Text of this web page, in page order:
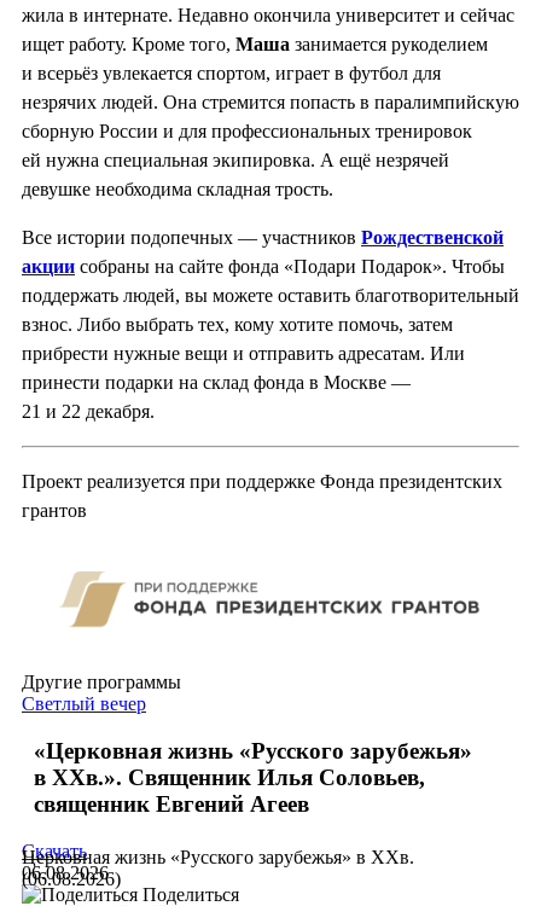
жила в интернате. Недавно окончила университет и сейчас
ищет работу. Кроме того, Маша занимается рукоделием
и всерьёз увлекается спортом, играет в футбол для
незрячих людей. Она стремится попасть в паралимпийскую
сборную России и для профессиональных тренировок
ей нужна специальная экипировка. А ещё незрячей
девушке необходима складная трость.
Все истории подопечных — участников Рождественской
акции собраны на сайте фонда «Подари Подарок». Чтобы
поддержать людей, вы можете оставить благотворительный
взнос. Либо выбрать тех, кому хотите помочь, затем
прибрести нужные вещи и отправить адресатам. Или
принести подарки на склад фонда в Москве —
21 и 22 декабря.
Проект реализуется при поддержке Фонда президентских
грантов
Другие программы
Светлый вечер
«Церковная жизнь «Русского зарубежья»
в ХХв.». Священник Илья Соловьев,
священник Евгений Агеев
Церковная жизнь «Русского зарубежья» в ХХв.
(06.08.2026)
Скачать
06.08.2026
Поделиться